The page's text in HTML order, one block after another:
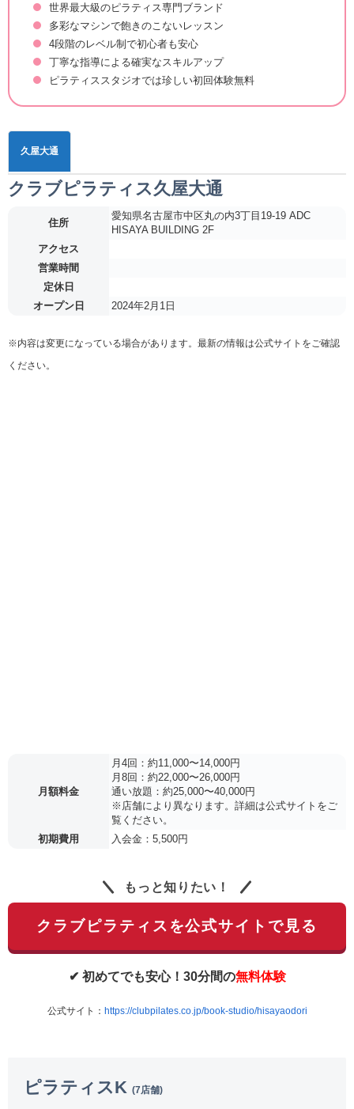
世界最大級のピラティス専門ブランド
多彩なマシンで飽きのこないレッスン
4段階のレベル制で初心者も安心
丁寧な指導による確実なスキルアップ
ピラティススタジオでは珍しい初回体験無料
久屋大通
クラブピラティス久屋大通
住所
愛知県名古屋市中区丸の内3丁目19-19 ADC
HISAYA BUILDING 2F
アクセス
営業時間
定休日
オープン日
2024年2月1日
※内容は変更になっている場合があります。最新の情報は公式サイトをご確認
ください。
月額料金
月4回：約11,000〜14,000円
月8回：約22,000〜26,000円
通い放題：約25,000〜40,000円
※店舗により異なります。詳細は公式サイトをご
覧ください。
初期費用
入会金：5,500円
もっと知りたい！
クラブピラティスを公式サイトで見る
✔ 初めてでも安心！30分間の無料体験
公式サイト： https://clubpilates.co.jp/book-studio/hisayaodori
ピラティスK (7店舗)